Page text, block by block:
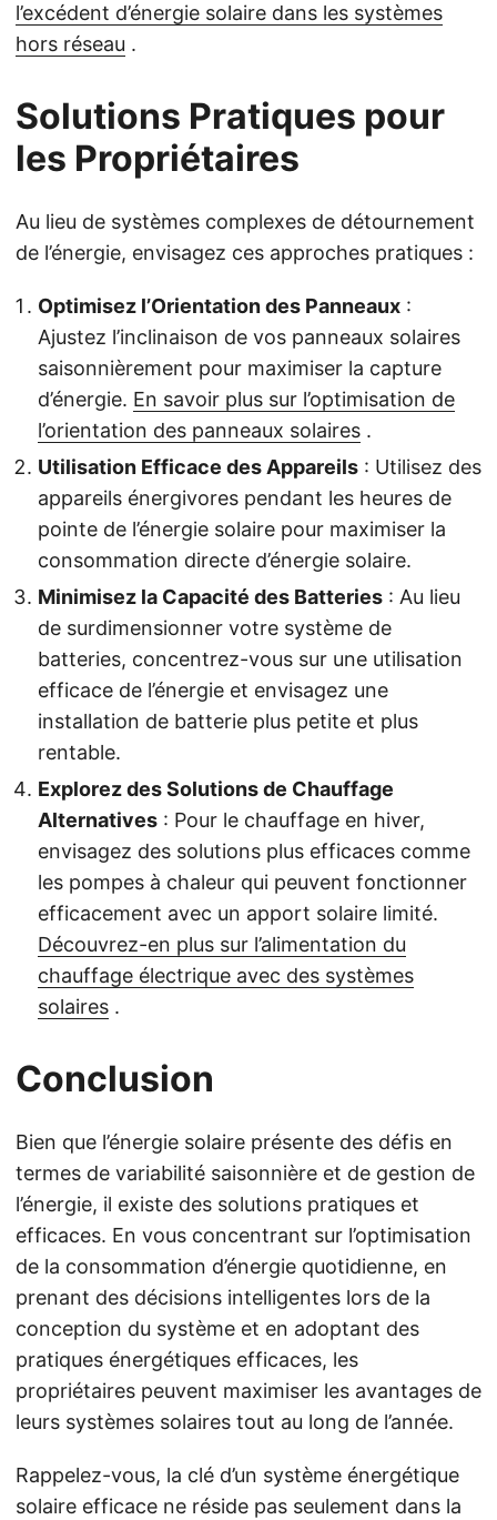
l’excédent d’énergie solaire dans les systèmes
hors réseau .
Solutions Pratiques pour
les Propriétaires
Au lieu de systèmes complexes de détournement
de l’énergie, envisagez ces approches pratiques :
Optimisez l’Orientation des Panneaux :
Ajustez l’inclinaison de vos panneaux solaires
saisonnièrement pour maximiser la capture
d’énergie. En savoir plus sur l’optimisation de
l’orientation des panneaux solaires .
Utilisation Efficace des Appareils : Utilisez des
appareils énergivores pendant les heures de
pointe de l’énergie solaire pour maximiser la
consommation directe d’énergie solaire.
Minimisez la Capacité des Batteries : Au lieu
de surdimensionner votre système de
batteries, concentrez-vous sur une utilisation
efficace de l’énergie et envisagez une
installation de batterie plus petite et plus
rentable.
Explorez des Solutions de Chauffage
Alternatives : Pour le chauffage en hiver,
envisagez des solutions plus efficaces comme
les pompes à chaleur qui peuvent fonctionner
efficacement avec un apport solaire limité.
Découvrez-en plus sur l’alimentation du
chauffage électrique avec des systèmes
solaires .
Conclusion
Bien que l’énergie solaire présente des défis en
termes de variabilité saisonnière et de gestion de
l’énergie, il existe des solutions pratiques et
efficaces. En vous concentrant sur l’optimisation
de la consommation d’énergie quotidienne, en
prenant des décisions intelligentes lors de la
conception du système et en adoptant des
pratiques énergétiques efficaces, les
propriétaires peuvent maximiser les avantages de
leurs systèmes solaires tout au long de l’année.
Rappelez-vous, la clé d’un système énergétique
solaire efficace ne réside pas seulement dans la